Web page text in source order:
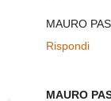
MAURO
Rispondi
MAURO